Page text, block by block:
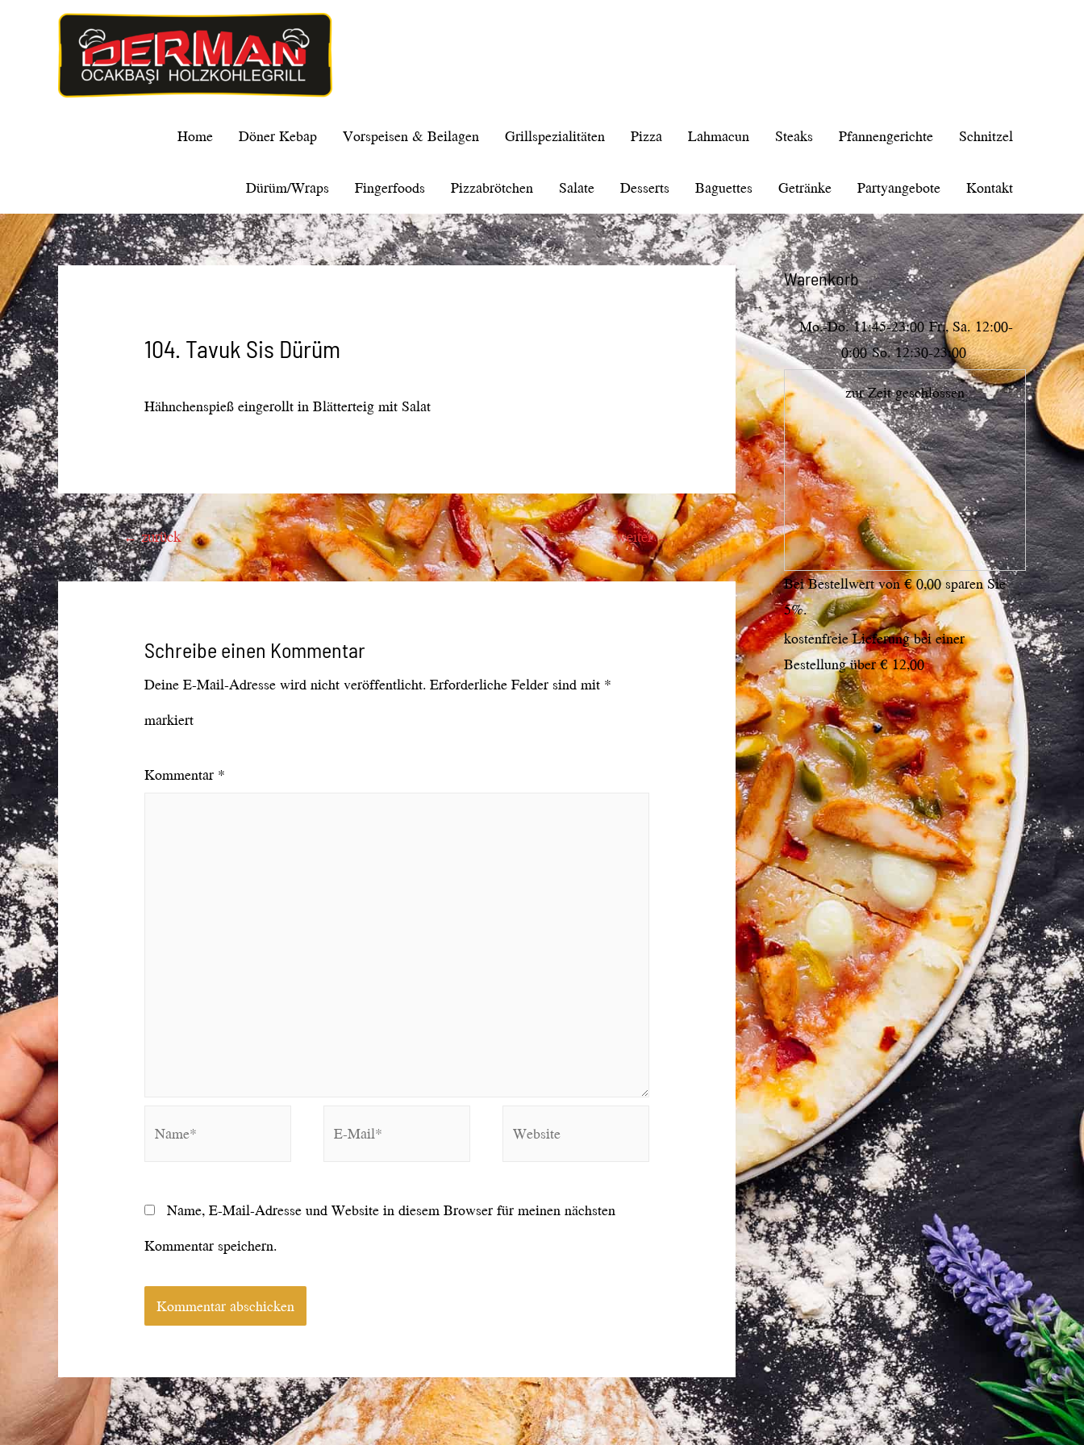
Home Döner Kebap Vorspeisen & Beilagen Grillspezialitäten Pizza Lahmacun Steaks Pfannengerichte Schnitzel
Dürüm/Wraps Fingerfoods Pizzabrötchen Salate Desserts Baguettes Getränke Partyangebote Kontakt
104. Tavuk Sis Dürüm
Hähnchenspieß eingerollt in Blätterteig mit Salat
Beitragsnavigation
←zurück weiter→
Schreibe einen Kommentar
Deine E-Mail-Adresse wird nicht veröffentlicht. Erforderliche Felder sind mit *
markiert
Kommentar *
Name, E-Mail-Adresse und Website in diesem Browser für meinen nächsten
Kommentar speichern.
Warenkorb
Mo.-Do. 11:45-23:00 Fr., Sa. 12:00-
0:00 So. 12:30-23:00
zur Zeit geschlossen
Bei Bestellwert von € 0,00 sparen Sie
5%.
kostenfreie Lieferung bei einer
Bestellung über€ 12,00